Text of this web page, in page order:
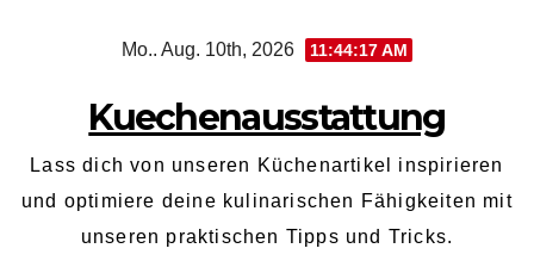
Mo.. Aug. 10th, 2026 11:44:18 AM
Kuechenausstattung
Lass dich von unseren Küchenartikel inspirieren
und optimiere deine kulinarischen Fähigkeiten mit
unseren praktischen Tipps und Tricks.